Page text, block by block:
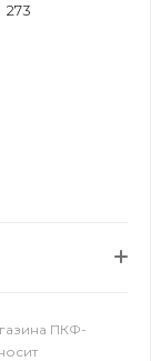
273
ПКФ-